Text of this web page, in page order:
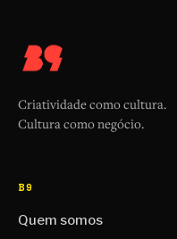
Criatividade como cultura.
Cultura como negócio.
B9
Quem somos